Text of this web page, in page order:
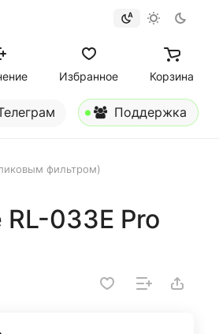
Избранное Корзина
Поддержка
фильтром)
033E Pro